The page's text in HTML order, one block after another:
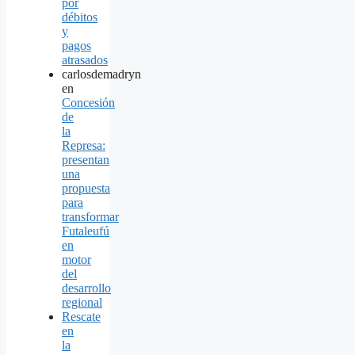
débitos
y
pagos
atrasados
carlosdemadryn
en
Concesión
de
la
Represa:
presentan
una
propuesta
para
transformar
Futaleufú
en
motor
del
desarrollo
regional
Rescate
en
la